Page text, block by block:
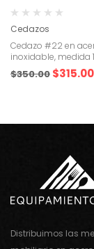
Cedazos
Cedazo #22 en
inoxidable, medida
$350.00 $315.00
Distribuimos las